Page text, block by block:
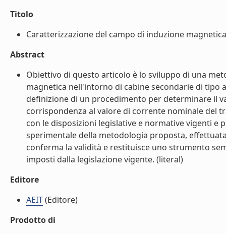
Titolo
Caratterizzazione del campo di induzione
Abstract
Obiettivo di questo articolo è lo sviluppo di una
magnetica nell'intorno di cabine secondarie di
definizione di un procedimento per determinare il
corrispondenza al valore di corrente nominale
con le disposizioni legislative e normative vigenti e
sperimentale della metodologia proposta,
conferma la validità e restituisce uno strumento
imposti dalla legislazione vigente. (literal)
Editore
AEIT(Editore)
Prodotto di